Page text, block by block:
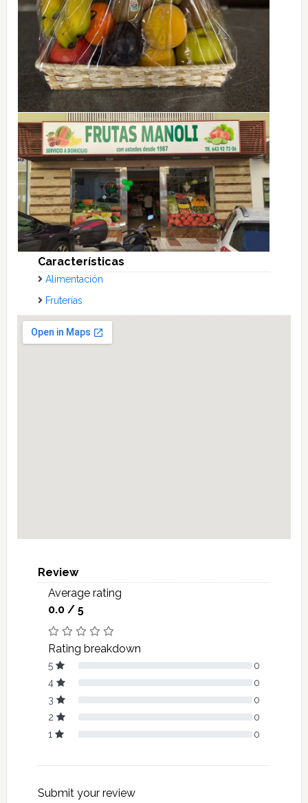
Características
Alimentación
Fruterías
Review
Average rating
0.0 / 5
Rating breakdown
5
0
4
0
3
0
2
0
1
0
Submit your review